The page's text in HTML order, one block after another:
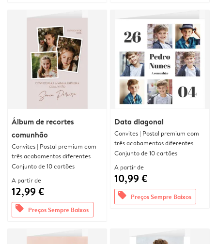
Álbum de recortes
comunhão
Convites | Postal premium com
três acabamentos diferentes
Conjunto de 10 cartões
A partir de
12,99 €
offers Preços Sempre Baixos
Data diagonal
Convites | Postal premium com
três acabamentos diferentes
Conjunto de 10 cartões
A partir de
10,99 €
offers Preços Sempre Baixos